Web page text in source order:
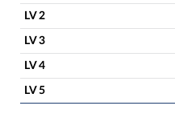
LV 2
LV 3
LV 4
LV 5